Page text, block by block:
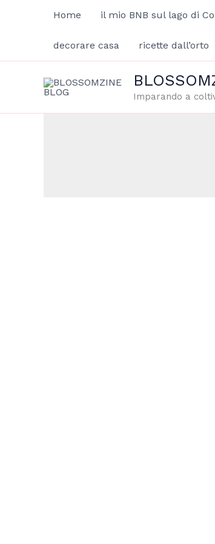
Home il mio BNB sul lago di
decorare casa ricette dall’orto
Imparando a